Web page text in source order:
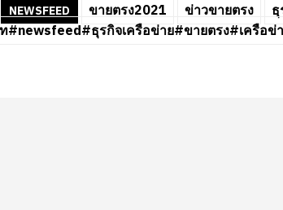
NEWSFEED ขายตรง2021 ข่าวขายตรง
#newsfeed#ธุรกิจเครือข่าย#ขายตรง#เครื